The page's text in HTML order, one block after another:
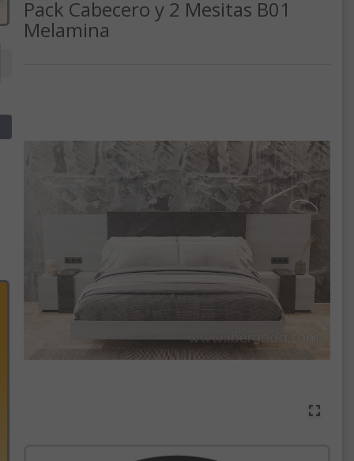
Pack Cabecero y 2 Mesitas B01
Melamina